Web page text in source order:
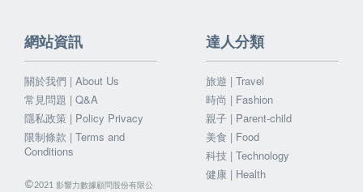
網站資訊
關於我們 | About Us
常見問題 | Q&A
隱私政策 | Policy Privacy
限制條款 | Terms and
Conditions
©2021 影響力數據顧問股份有限公
達人分類
旅遊 | Travel
時尚 | Fashion
親子 | Parent-child
美食 | Food
科技 | Technology
健康 | Health